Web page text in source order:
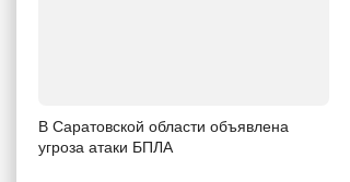
В Саратовской области объявлена
угроза атаки БПЛА